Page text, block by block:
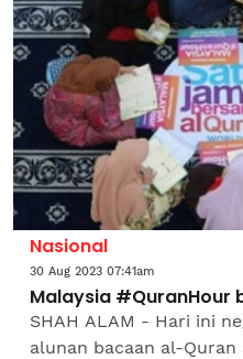
Nasional
30 Aug 2023 07:41am
Malaysia #QuranHour
SHAH ALAM - Hari ini
alunan bacaan al-Quran